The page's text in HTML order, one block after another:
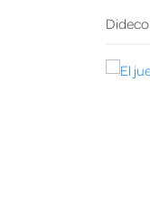
Dideco